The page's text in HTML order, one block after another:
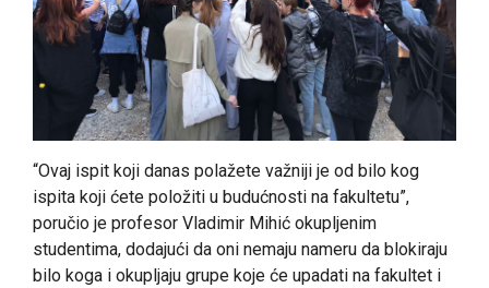
“Ovaj ispit koji danas polažete važniji je od bilo kog
ispita koji ćete položiti u budućnosti na fakultetu”,
poručio je profesor Vladimir Mihić okupljenim
studentima, dodajući da oni nemaju nameru da blokiraju
bilo koga i okupljaju grupe koje će upadati na fakultet i